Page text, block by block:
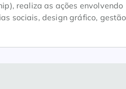
realiza as ações envolvendo
sociais, design gráfico,